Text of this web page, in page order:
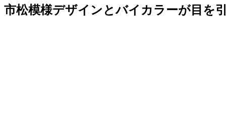
市松模様デザインとバイカラーが目を